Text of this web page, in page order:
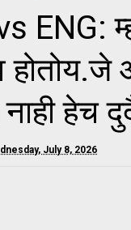
ENG:
हेच
July 8, 2026